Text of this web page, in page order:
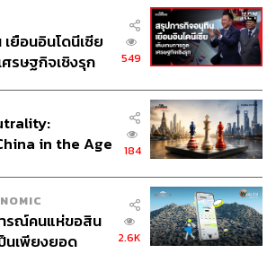
ยือนอินโดนีเซีย
รษฐกิจเชิงรุก
549
in the Age
184
ารณ์คนแห่ขอสิน
นเพียงยอด
2.6K